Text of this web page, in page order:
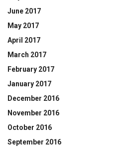
June 2017
May 2017
April 2017
March 2017
February 2017
January 2017
December 2016
November 2016
October 2016
September 2016